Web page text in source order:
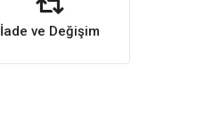
İade ve Değişim